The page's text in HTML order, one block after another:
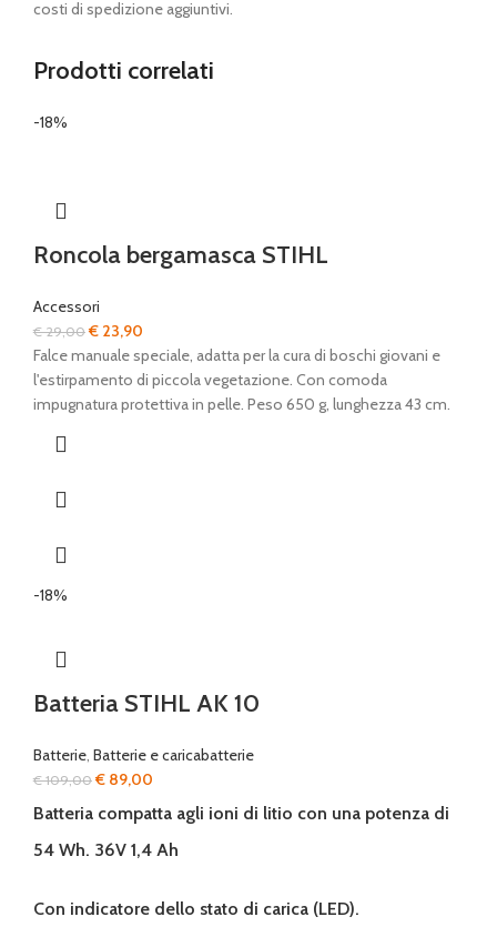
costi di spedizione aggiuntivi.
Prodotti correlati
-18%
Roncola bergamasca STIHL
Accessori
€29,00Il
prezzo
originale
era:
€ 23,90
prezzo
attuale
è:
Falce manuale speciale, adatta per la cura di boschi giovani e
l'estirpamento di piccola vegetazione. Con comoda
impugnatura protettiva in pelle. Peso 650 g, lunghezza 43 cm.
-18%
Batteria STIHL AK 10
Batterie, Batterie e caricabatterie
€109,00Il
originale
era:
€ 89,00
prezzo
attuale
è:
Batteria compatta agli ioni di litio con una potenza di
54 Wh. 36V 1,4 Ah
Con indicatore dello stato di carica (LED).